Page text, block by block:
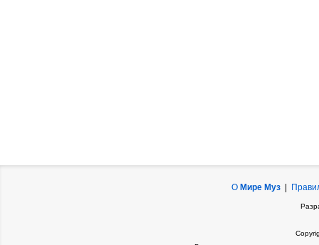
О Мире Муз|